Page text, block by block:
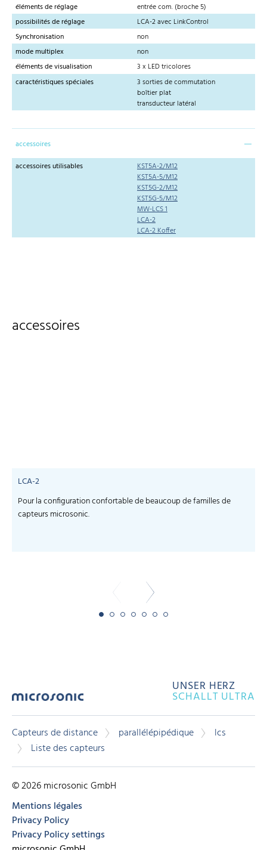
éléments de réglage
entrée com. (broche 5)
possibilités de réglage
LCA-2 avec LinkControl
Synchronisation
non
mode multiplex
non
éléments de visualisation
3 x LED tricolores
caractéristiques spéciales
3 sorties de commutation
boîtier plat
transducteur latéral
accessoires
accessoires utilisables
KST5A-2/M12
KST5A-5/M12
KST5G-2/M12
KST5G-5/M12
MW-LCS 1
LCA-2
LCA-2 Koffer
accessoires
LCA-2
Pour la configuration confortable de beaucoup de familles de
capteurs microsonic.
UNSER HERZ
SCHALLT ULTRA
Capteurs de distance parallélépipédique
lcs
Liste des capteurs
© 2026 microsonic GmbH
Mentions légales
Privacy Policy
Privacy Policy settings